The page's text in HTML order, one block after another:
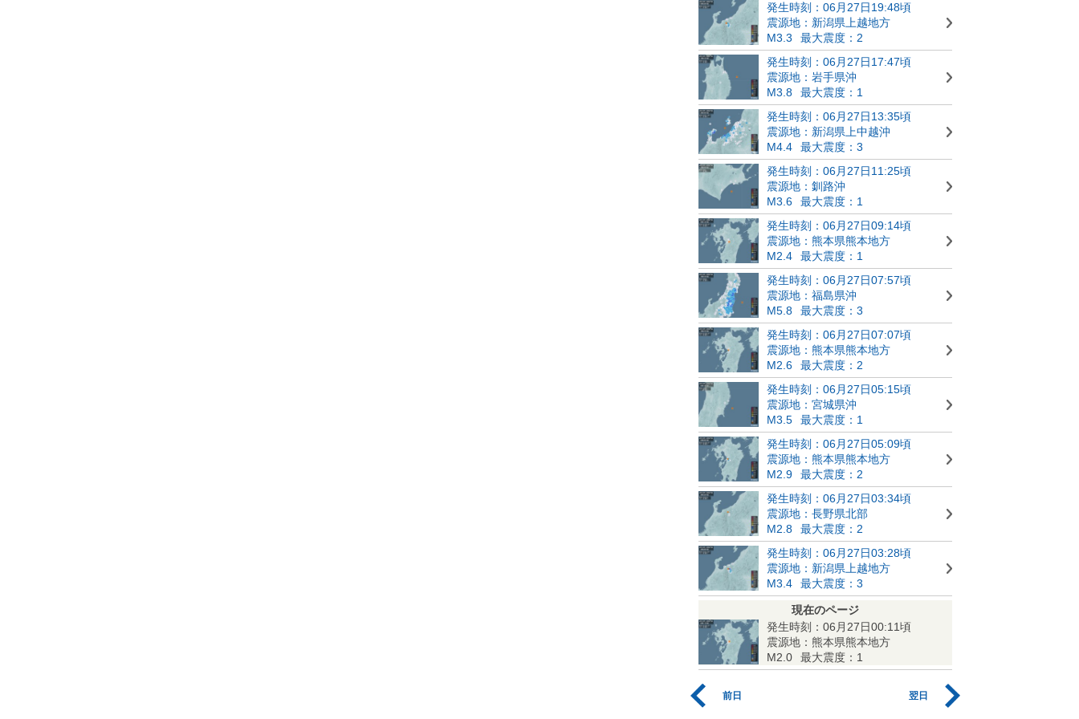
発生時刻：06月27日19:48頃
震源地：新潟県上越地方
M3.3
最大震度：2
発生時刻：06月27日17:47頃
震源地：岩手県沖
M3.8
最大震度：1
発生時刻：06月27日13:35頃
震源地：新潟県上中越沖
M4.4
最大震度：3
発生時刻：06月27日11:25頃
震源地：釧路沖
M3.6
最大震度：1
発生時刻：06月27日09:14頃
震源地：熊本県熊本地方
M2.4
最大震度：1
発生時刻：06月27日07:57頃
震源地：福島県沖
M5.8
最大震度：3
発生時刻：06月27日07:07頃
震源地：熊本県熊本地方
M2.6
最大震度：2
発生時刻：06月27日05:15頃
震源地：宮城県沖
M3.5
最大震度：1
発生時刻：06月27日05:09頃
震源地：熊本県熊本地方
M2.9
最大震度：2
発生時刻：06月27日03:34頃
震源地：長野県北部
M2.8
最大震度：2
発生時刻：06月27日03:28頃
震源地：新潟県上越地方
M3.4
最大震度：3
現在のページ
発生時刻：06月27日00:11頃
震源地：熊本県熊本地方
M2.0
最大震度：1
前日 翌日